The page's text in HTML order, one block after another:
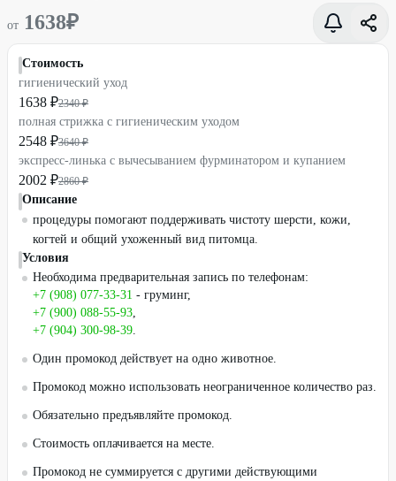
от 1638₽
Стоимость
гигиенический уход
1638 ₽2340 ₽
полная стрижка с гигиеническим уходом
2548 ₽3640 ₽
экспресс-линька с вычесыванием фурминатором и купанием
2002 ₽2860 ₽
Описание
процедуры помогают поддерживать чистоту шерсти, кожи,
когтей и общий ухоженный вид питомца.
Условия
Необходима предварительная запись по телефонам:
+7 (908) 077-33-31 - груминг,
+7 (900) 088-55-93,
+7 (904) 300-98-39.
Один промокод действует на одно животное.
Промокод можно использовать неограниченное количество раз.
Обязательно предъявляйте промокод.
Стоимость оплачивается на месте.
Промокод не суммируется с другими действующими